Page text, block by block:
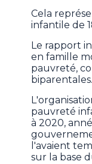
Cela
infantile de
Le rapport
en famille
pauvreté,
biparentales.
pauvreté
à 2020,
l'avaient
sur la base